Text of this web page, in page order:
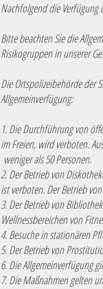
Nachfolgend die
Bitte beachten Sie die
Risikogruppen in unserer
Die Ortspolizeibehörde der
Allgemeinverfügung:
1. Die Durchführung von
im Freien, wird verboten.
weniger als 50 Personen.
2. Der Betrieb von
ist verboten. Der Betrieb
3. Der Betrieb von
Wellnessbereichen von
4. Besuche in stationären
5. Der Betrieb von
6. Die Allgemeinverfügung
7. Die Maßnahmen gelten